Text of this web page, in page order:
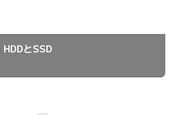
とSSD